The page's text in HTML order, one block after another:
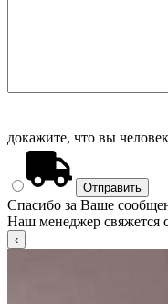
докажите, что вы
Спасибо за Ваше
Наш менеджер свяжется